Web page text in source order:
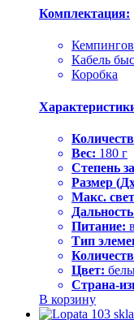
Комплектация:
Кабель
Коробка
Вес: 180 г
Степень
Размер
Макс.
Питание:
Тип
Цвет:
Страна-
В корзину